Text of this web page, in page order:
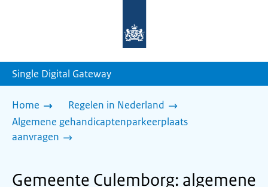
homepage
Single Digital Gateway
Home
Regelen in Nederland
Algemene gehandicaptenparkeerplaats
aanvragen
Gemeente Culemborg: algemene